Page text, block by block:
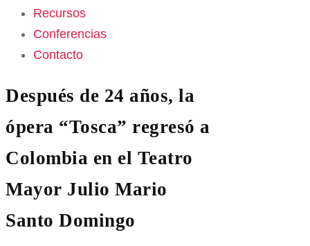
Recursos
Conferencias
Contacto
Después de 24 años, la
ópera “Tosca” regresó a
Colombia en el Teatro
Mayor Julio Mario
Santo Domingo